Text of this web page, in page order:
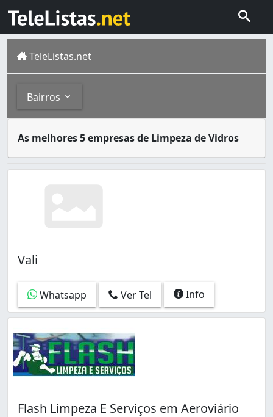
TeleListas.net
Bairros
As melhores 5 empresas de Limpeza de Vidros
Goiânia é a capital de Goiás, com população estimada
Vali
Whatsapp Ver Tel Info
Flash Limpeza E Serviços em Aeroviário